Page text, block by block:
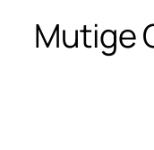
Mutige